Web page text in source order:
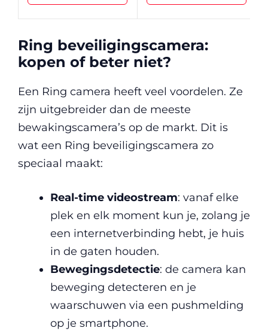
Ring beveiligingscamera:
kopen of beter niet?
Een Ring camera heeft veel voordelen. Ze
zijn uitgebreider dan de meeste
bewakingscamera’s op de markt. Dit is
wat een Ring beveiligingscamera zo
speciaal maakt:
Real-time videostream: vanaf elke
plek en elk moment kun je, zolang je
een internetverbinding hebt, je huis
in de gaten houden.
Bewegingsdetectie: de camera kan
beweging detecteren en je
waarschuwen via een pushmelding
op je smartphone.